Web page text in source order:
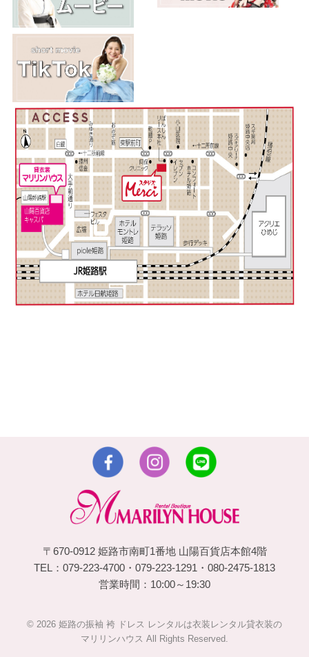
〒670-0912 姫路市南町1番地 山陽百貨店本館4階
TEL：079-223-4700・079-223-1291・080-2475-1813
営業時間：10:00～19:30
© 2026 姫路の振袖 袴 ドレス レンタルは衣装レンタル貸衣装の
マリリンハウス All Rights Reserved.